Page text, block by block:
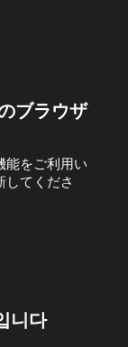
ブラウザ
能をご利用い
してくださ
니다